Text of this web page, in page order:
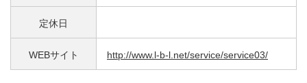
定休日
WEBサイト http://www.l-b-l.net/service/service03/